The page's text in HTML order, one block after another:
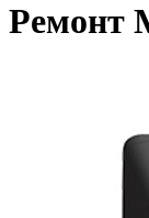
Ремонт